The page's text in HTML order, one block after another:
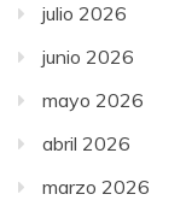
julio 2026
junio 2026
mayo 2026
abril 2026
marzo 2026